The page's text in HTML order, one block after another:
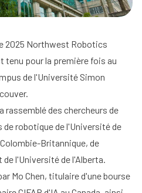
2025 Northwest Robotics
tenu pour la première fois au
de l'Université Simon
rassemblé des chercheurs de
robotique de l'Université de
Britannique, de
l'Université de l'Alberta.
Mo Chen, titulaire d'une bourse